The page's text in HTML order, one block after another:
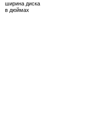
ширина диска
в дюймах